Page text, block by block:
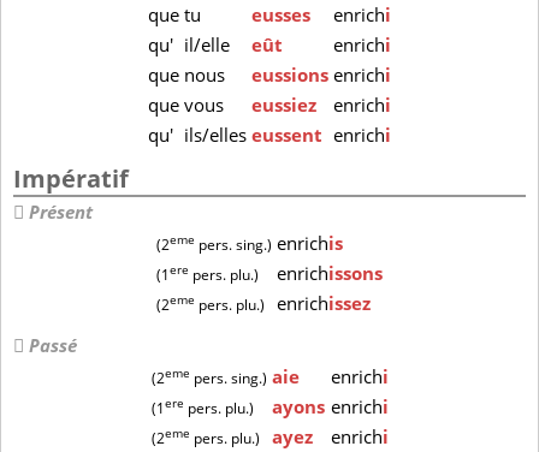
quetu eusses enrichi
qu' il/elle eût enrichi
que nous eussionsenrichi
quevous eussiez enrichi
qu' ils/elleseussent enrichi
Impératif
Présent
(2eme pers. sing.) enrichis
(1ere pers. plu.) enrichissons
(2eme pers. plu.) enrichissez
Passé
(2eme pers. sing.) aie enrichi
(1ere pers. plu.) ayons enrichi
(2eme pers. plu.) ayez enrichi